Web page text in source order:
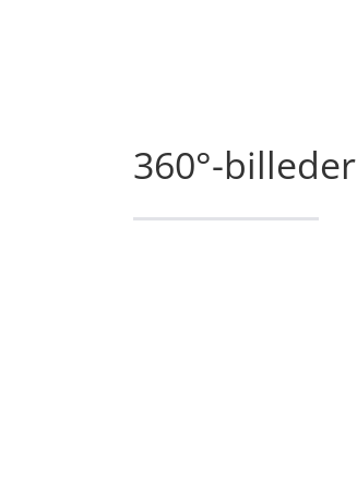
360°-billeder